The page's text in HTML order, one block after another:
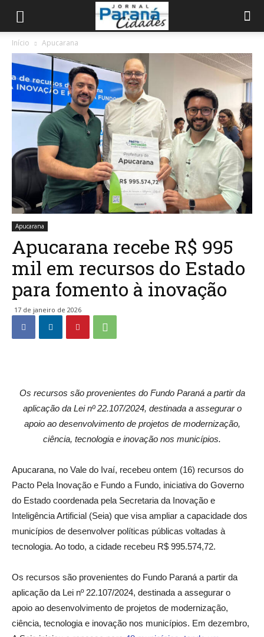
Início Apucarana
Apucarana
Apucarana recebe R$ 995
mil em recursos do Estado
para fomento à inovação
17 de janeiro de 2026
Os recursos são provenientes do Fundo Paraná a partir da
aplicação da Lei nº 22.107/2024, destinada a assegurar o
apoio ao desenvolvimento de projetos de modernização,
ciência, tecnologia e inovação nos municípios.
Apucarana, no Vale do Ivaí, recebeu ontem (16) recursos do
Pacto Pela Inovação e Fundo a Fundo, iniciativa do Governo
do Estado coordenada pela Secretaria da Inovação e
Inteligência Artificial (Seia) que visa ampliar a capacidade dos
municípios de desenvolver políticas públicas voltadas à
tecnologia. Ao todo, a cidade recebeu R$ 995.574,72.
Os recursos são provenientes do Fundo Paraná a partir da
aplicação da Lei nº 22.107/2024, destinada a assegurar o
apoio ao desenvolvimento de projetos de modernização,
ciência, tecnologia e inovação nos municípios. Em dezembro,